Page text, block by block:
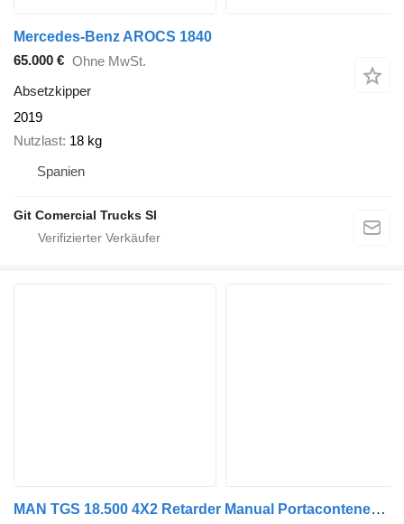
Mercedes-Benz AROCS 1840
65.000 € Ohne MwSt.
Absetzkipper
2019
Nutzlast 18 kg
Spanien
Git Comercial Trucks Sl
MAN TGS 18.500 4X2 Retarder Manual Portacontenedores Euro 6